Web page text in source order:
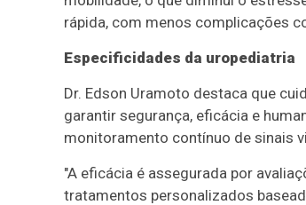
rápida, com menos complicações
Especificidades da uropediatria
Dr. Edson Uramoto destaca que
garantir segurança, eficácia e
monitoramento contínuo de sinais
"A eficácia é assegurada por
tratamentos personalizados